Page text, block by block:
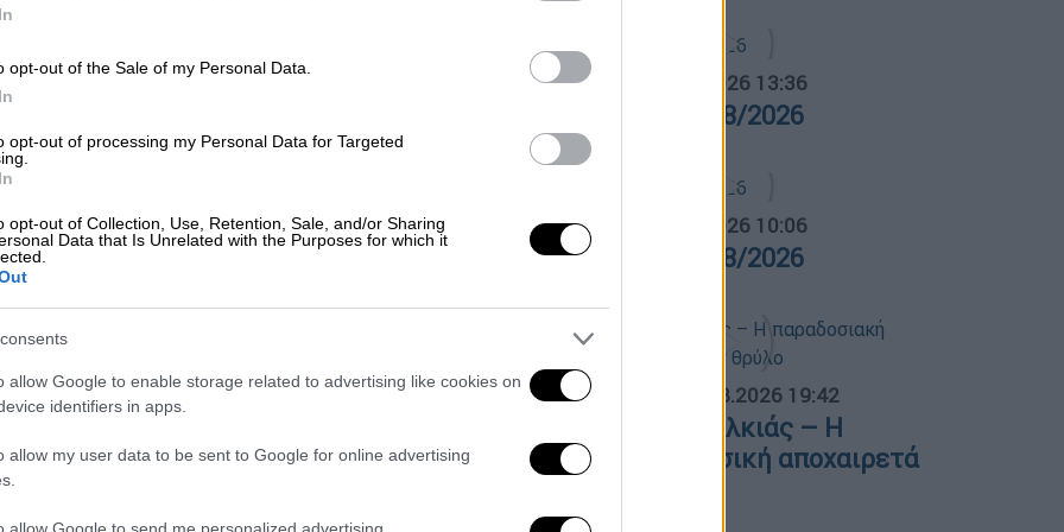
opt-out of the Sale of my Personal Data.
opt-out of processing my Personal Data for Targeted
opt-out of Collection, Use, Retention, Sale, and/or Sharing
Data that Is Unrelated with the Purposes for which it
allow Google to enable storage related to advertising like cookies on
identifiers in apps.
allow my user data to be sent to Google for online advertising
allow Google to send me personalized advertising.
ροή comfort food
Ώρα Ελλάδος... 05.08.2026 13:36
Ώρα Ελλάδος 05/08/2026
Ώρα Ελλάδος... 06.08.2026 10:06
Ώρα Ελλάδος 06/08/2026
ΑΠΟΣΠΑΣΜΑΤΑ... 06.08.2026 19:42
Έφυγε ο Λάκης Χαλκιάς – Η
παραδοσιακή μουσική αποχαιρετά